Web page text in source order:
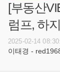
[부동산
럼프, 하
2025-02-14
이태경 -